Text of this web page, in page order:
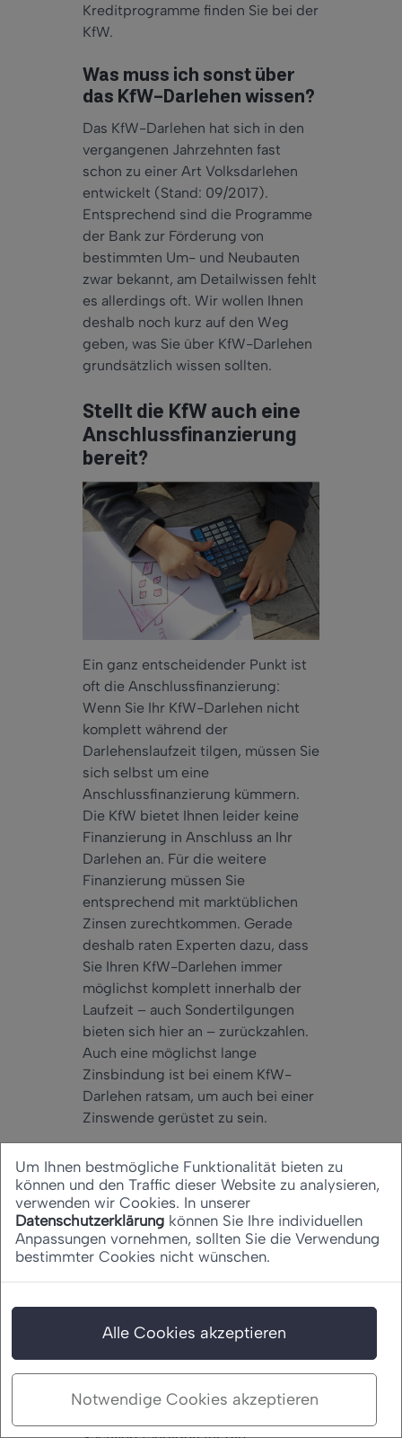
Kreditprogramme finden Sie bei der
KfW.
Was muss ich sonst über
das KfW-Darlehen wissen?
Das KfW-Darlehen hat sich in den
vergangenen Jahrzehnten fast
schon zu einer Art Volksdarlehen
entwickelt (Stand: 09/2017).
Entsprechend sind die Programme
der Bank zur Förderung von
bestimmten Um- und Neubauten
zwar bekannt, am Detailwissen fehlt
es allerdings oft. Wir wollen Ihnen
deshalb noch kurz auf den Weg
geben, was Sie über KfW-Darlehen
grundsätzlich wissen sollten.
Stellt die KfW auch eine
Anschlussfinanzierung
bereit?
Ein ganz entscheidender Punkt ist
oft die Anschlussfinanzierung:
Wenn Sie Ihr KfW-Darlehen nicht
komplett während der
Darlehenslaufzeit tilgen, müssen Sie
sich selbst um eine
Anschlussfinanzierung kümmern.
Die KfW bietet Ihnen leider keine
Finanzierung in Anschluss an Ihr
Darlehen an. Für die weitere
Finanzierung müssen Sie
entsprechend mit marktüblichen
Zinsen zurechtkommen. Gerade
deshalb raten Experten dazu, dass
Sie Ihren KfW-Darlehen immer
möglichst komplett innerhalb der
Laufzeit – auch Sondertilgungen
bieten sich hier an – zurückzahlen.
Auch eine möglichst lange
Zinsbindung ist bei einem KfW-
Darlehen ratsam, um auch bei einer
Zinswende gerüstet zu sein.
Kommen bei einem KfW-
Darlehen weitere Kosten
auf mich zu?
Wenn Sie sich für ein KfW-Darlehen
entscheiden, müssen Sie
mittlerweile leider immer mit einem
nicht zu vernachlässigenden
Zusatzkostenanteil
besonders beim Neubau von
Immobilien. In diesem Fall müssen
Um Ihnen bestmögliche Funktionalität bieten zu
können und den Traffic dieser Website zu analysieren,
verwenden wir Cookies. In unserer
Datenschutzerklärung können Sie Ihre individuellen
Anpassungen vornehmen, sollten Sie die Verwendung
bestimmter Cookies nicht wünschen.
Alle Cookies akzeptieren
Notwendige Cookies akzeptieren